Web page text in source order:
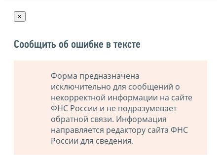
×
Сообщить об ошибке в тексте
Форма предназначена
исключительно для сообщений о
некорректной информации на сайте
ФНС России и не подразумевает
обратной связи. Информация
направляется редактору сайта ФНС
России для сведения.